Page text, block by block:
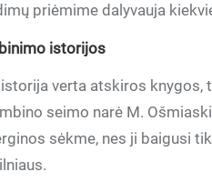
priėmime dalyvauja
istorijos
verta atskiros knygos,
seimo narė M.
sėkme, nes ji baigusi